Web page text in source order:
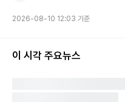
2026-08-10 12:03 기준
이 시각 주요뉴스